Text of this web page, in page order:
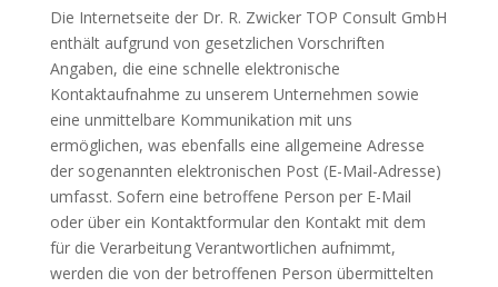
Die Internetseite der Dr. R. Zwicker TOP Consult GmbH
enthält aufgrund von gesetzlichen Vorschriften
Angaben, die eine schnelle elektronische
Kontaktaufnahme zu unserem Unternehmen sowie
eine unmittelbare Kommunikation mit uns
ermöglichen, was ebenfalls eine allgemeine Adresse
der sogenannten elektronischen Post (E-Mail-Adresse)
umfasst. Sofern eine betroffene Person per E-Mail
oder über ein Kontaktformular den Kontakt mit dem
für die Verarbeitung Verantwortlichen aufnimmt,
werden die von der betroffenen Person übermittelten